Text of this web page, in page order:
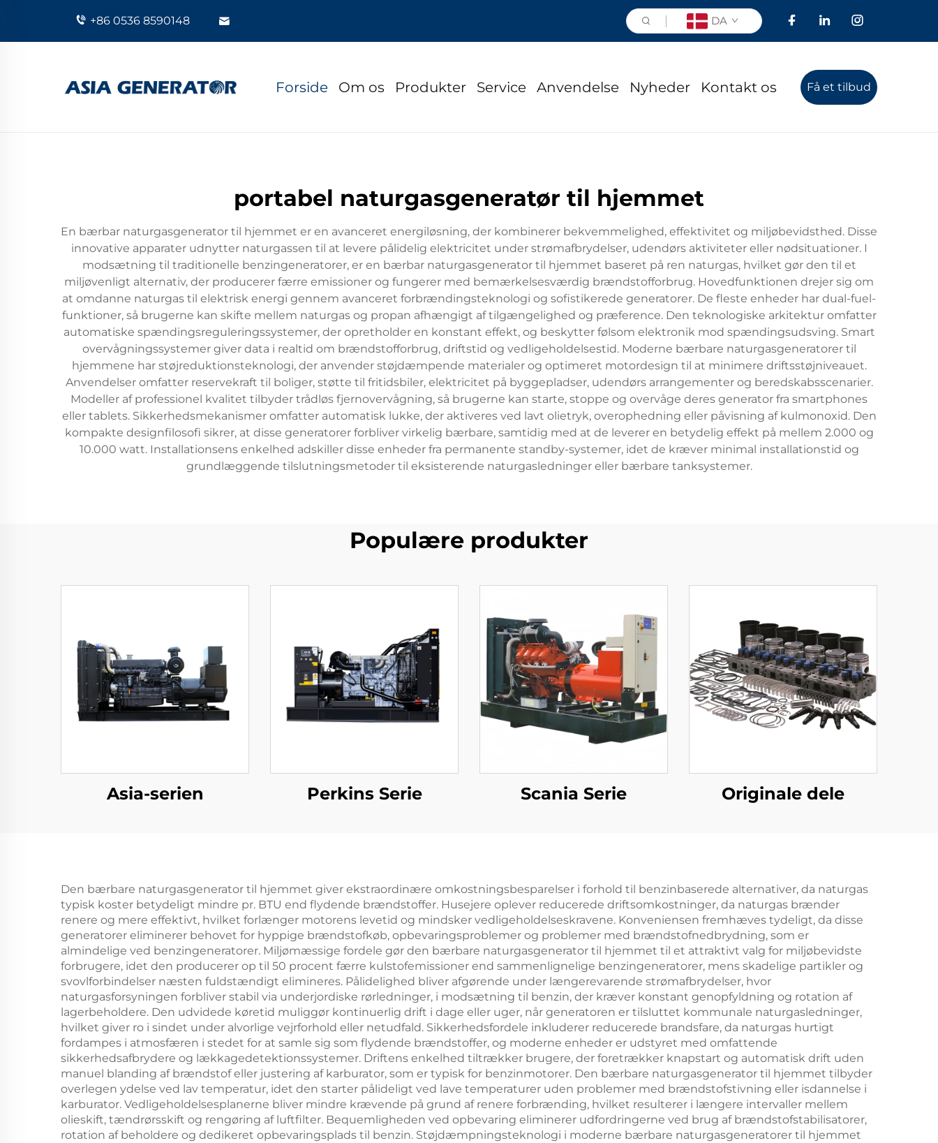
+86 0536 8590148 DA
Forside Om os Produkter Service Anvendelse Nyheder Kontakt os Få et tilbud
portabel naturgasgeneratør til hjemmet
En bærbar naturgasgenerator til hjemmet er en avanceret energiløsning, der kombinerer bekvemmelighed, effektivitet og miljøbevidsthed. Disse
innovative apparater udnytter naturgassen til at levere pålidelig elektricitet under strømafbrydelser, udendørs aktiviteter eller nødsituationer. I
modsætning til traditionelle benzingeneratorer, er en bærbar naturgasgenerator til hjemmet baseret på ren naturgas, hvilket gør den til et
miljøvenligt alternativ, der producerer færre emissioner og fungerer med bemærkelsesværdig brændstofforbrug. Hovedfunktionen drejer sig om
at omdanne naturgas til elektrisk energi gennem avanceret forbrændingsteknologi og sofistikerede generatorer. De fleste enheder har dual-fuel-
funktioner, så brugerne kan skifte mellem naturgas og propan afhængigt af tilgængelighed og præference. Den teknologiske arkitektur omfatter
automatiske spændingsreguleringssystemer, der opretholder en konstant effekt, og beskytter følsom elektronik mod spændingsudsving. Smart
overvågningssystemer giver data i realtid om brændstofforbrug, driftstid og vedligeholdelsestid. Moderne bærbare naturgasgeneratorer til
hjemmene har støjreduktionsteknologi, der anvender støjdæmpende materialer og optimeret motordesign til at minimere driftsstøjniveauet.
Anvendelser omfatter reservekraft til boliger, støtte til fritidsbiler, elektricitet på byggepladser, udendørs arrangementer og beredskabsscenarier.
Modeller af professionel kvalitet tilbyder trådløs fjernovervågning, så brugerne kan starte, stoppe og overvåge deres generator fra smartphones
eller tablets. Sikkerhedsmekanismer omfatter automatisk lukke, der aktiveres ved lavt olietryk, overophedning eller påvisning af kulmonoxid. Den
kompakte designfilosofi sikrer, at disse generatorer forbliver virkelig bærbare, samtidig med at de leverer en betydelig effekt på mellem 2.000 og
10.000 watt. Installationsens enkelhed adskiller disse enheder fra permanente standby-systemer, idet de kræver minimal installationstid og
grundlæggende tilslutningsmetoder til eksisterende naturgasledninger eller bærbare tanksystemer.
Populære produkter
Asia-serien Perkins Serie Scania Serie Originale dele
Den bærbare naturgasgenerator til hjemmet giver ekstraordinære omkostningsbesparelser i forhold til benzinbaserede alternativer, da naturgas
typisk koster betydeligt mindre pr. BTU end flydende brændstoffer. Husejere oplever reducerede driftsomkostninger, da naturgas brænder
renere og mere effektivt, hvilket forlænger motorens levetid og mindsker vedligeholdelseskravene. Konveniensen fremhæves tydeligt, da disse
generatorer eliminerer behovet for hyppige brændstofkøb, opbevaringsproblemer og problemer med brændstofnedbrydning, som er
almindelige ved benzingeneratorer. Miljømæssige fordele gør den bærbare naturgasgenerator til hjemmet til et attraktivt valg for miljøbevidste
forbrugere, idet den producerer op til 50 procent færre kulstofemissioner end sammenlignelige benzingeneratorer, mens skadelige partikler og
svovlforbindelser næsten fuldstændigt elimineres. Pålidelighed bliver afgørende under længerevarende strømafbrydelser, hvor
naturgasforsyningen forbliver stabil via underjordiske rørledninger, i modsætning til benzin, der kræver konstant genopfyldning og rotation af
lagerbeholdere. Den udvidede køretid muliggør kontinuerlig drift i dage eller uger, når generatoren er tilsluttet kommunale naturgasledninger,
hvilket giver ro i sindet under alvorlige vejrforhold eller netudfald. Sikkerhedsfordele inkluderer reducerede brandsfare, da naturgas hurtigt
fordampes i atmosfæren i stedet for at samle sig som flydende brændstoffer, og moderne enheder er udstyret med omfattende
sikkerhedsafbrydere og lækkagedetektionssystemer. Driftens enkelhed tiltrækker brugere, der foretrækker knapstart og automatisk drift uden
manuel blanding af brændstof eller justering af karburator, som er typisk for benzinmotorer. Den bærbare naturgasgenerator til hjemmet tilbyder
overlegen ydelse ved lav temperatur, idet den starter pålideligt ved lave temperaturer uden problemer med brændstofstivning eller isdannelse i
karburator. Vedligeholdelsesplanerne bliver mindre krævende på grund af renere forbrænding, hvilket resulterer i længere intervaller mellem
olieskift, tændrørsskift og rengøring af luftfilter. Bequemligheden ved opbevaring eliminerer udfordringerne ved brug af brændstofstabilisatorer,
rotation af beholdere og dedikeret opbevaringsplads til benzin. Støjdæmpningsteknologi i moderne bærbare naturgasgeneratorer til hjemmet